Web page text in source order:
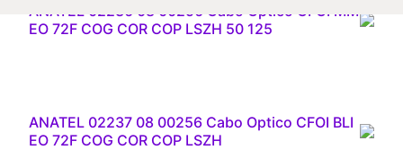
ANATEL 02236 08 00256 Cabo Optico CFOI MM
EO 72F COG COR COP LSZH 50 125
ANATEL 02237 08 00256 Cabo Optico CFOI BLI
EO 72F COG COR COP LSZH